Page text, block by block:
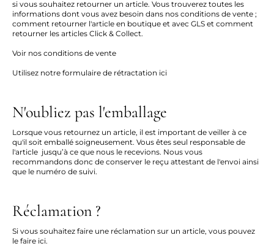
si vous souhaitez retourner un article. Vous trouverez toutes les
informations dont vous avez besoin dans nos conditions de vente ;
comment retourner l'article en boutique et avec GLS et comment
retourner les articles Click & Collect.
Voir nos conditions de vente
Utilisez notre formulaire de rétractation ici
N'oubliez pas l'emballage
Lorsque vous retournez un article, il est important de veiller à ce
qu'il soit emballé soigneusement. Vous êtes seul responsable de
l'article jusqu’à ce que nous le recevions. Nous vous
recommandons donc de conserver le reçu attestant de l'envoi ainsi
que le numéro de suivi.
Réclamation ?
Si vous souhaitez faire une réclamation sur un article, vous pouvez
le faire ici.